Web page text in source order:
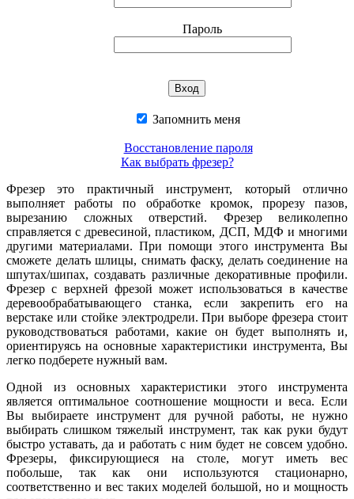
Пароль
Запомнить меня
Восстановление пароля
Как выбрать фрезер?
Фрезер это практичный инструмент, который отлично
выполняет работы по обработке кромок, прорезу пазов,
вырезанию сложных отверстий. Фрезер великолепно
справляется с древесиной, пластиком, ДСП, МДФ и многими
другими материалами. При помощи этого инструмента Вы
сможете делать шлицы, снимать фаску, делать соединение на
шпутах/шипах, создавать различные декоративные профили.
Фрезер с верхней фрезой может использоваться в качестве
деревообрабатывающего станка, если закрепить его на
верстаке или стойке электродрели. При выборе фрезера стоит
руководствоваться работами, какие он будет выполнять и,
ориентируясь на основные характеристики инструмента, Вы
легко подберете нужный вам.
Одной из основных характеристики этого инструмента
является оптимальное соотношение мощности и веса. Если
Вы выбираете инструмент для ручной работы, не нужно
выбирать слишком тяжелый инструмент, так как руки будут
быстро уставать, да и работать с ним будет не совсем удобно.
Фрезеры, фиксирующиеся на столе, могут иметь вес
побольше, так как они используются стационарно,
соответственно и вес таких моделей большой, но и мощность